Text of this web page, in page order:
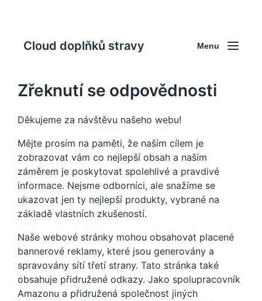
Cloud doplňků stravy Menu
Zřeknutí se odpovědnosti
Děkujeme za návštěvu našeho webu!
Mějte prosím na paměti, že naším cílem je
zobrazovat vám co nejlepší obsah a naším
záměrem je poskytovat spolehlivé a pravdivé
informace. Nejsme odborníci, ale snažíme se
ukazovat jen ty nejlepší produkty, vybrané na
základě vlastních zkušeností.
Naše webové stránky mohou obsahovat placené
bannerové reklamy, které jsou generovány a
spravovány sítí třetí strany. Tato stránka také
obsahuje přidružené odkazy. Jako spolupracovník
Amazonu a přidružená společnost jiných